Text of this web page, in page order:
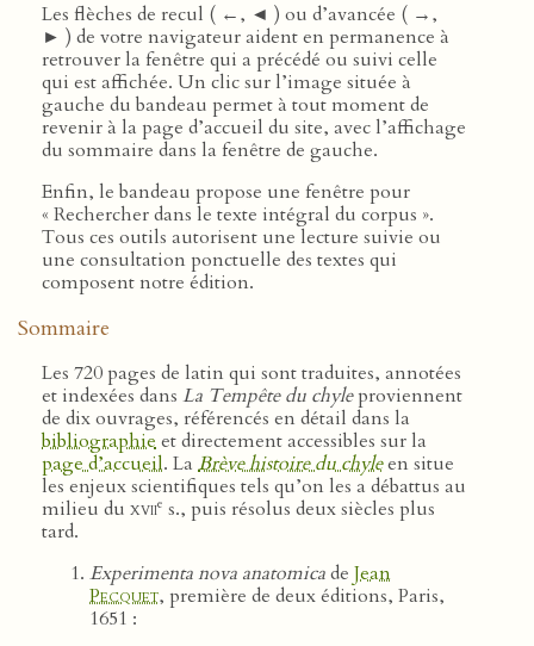
Les flèches de recul ( ←, ◄ ) ou d’avancée ( →,
► ) de votre navigateur aident en permanence à
retrouver la fenêtre qui a précédé ou suivi celle
qui est affichée. Un clic sur l’image située à
gauche du bandeau permet à tout moment de
revenir à la page d’accueil du site, avec l’affichage
du sommaire dans la fenêtre de gauche.
Enfin, le bandeau propose une fenêtre pour
« Rechercher dans le texte intégral du corpus ».
Tous ces outils autorisent une lecture suivie ou
une consultation ponctuelle des textes qui
composent notre édition.
Sommaire
Les 720 pages de latin qui sont traduites, annotées
et indexées dans La Tempête du chyleproviennent
de dix ouvrages, référencés en détail dans la
bibliographieet directement accessibles sur la
page d’accueil. La Brève histoire du chyleen situe
les enjeux scientifiques tels qu’on les a débattus au
milieu du xviie s., puis résolus deux siècles plus
tard.
Experimenta nova anatomicade Jean
Pecquet, première de deux éditions, Paris,
1651 :